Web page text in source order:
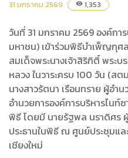
31 มกราคม 2569 visibility 1,353
วันที่ 31 มกราคม 2569 องค์กา
มหาชน) เข้าร่วมพิธีบำเพ็ญกุศ
สมเด็จพระนางเจ้าสิริกิติ์ พระ
หลวง ในวาระครบ 100 วัน (ส
นางสาวรัตนา เรือนทราย ผู้อำ
อำนวยการองค์การบริหารไนท์
พิธี โดยมี นายรัฐพล นราดิศร
ประธานในพิธี ณ ศูนย์ประชุมแ
เชียงใหม่